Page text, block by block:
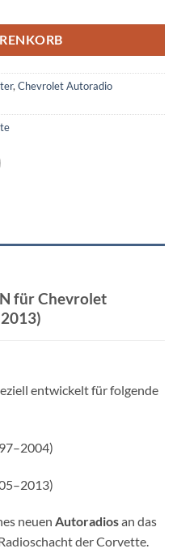
, Chevrolet Autoradio
für Chevrolet
entwickelt für folgende
neuen Autoradiosan das
der Corvette.